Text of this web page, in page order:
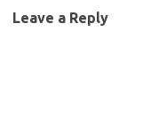
Leave a Reply